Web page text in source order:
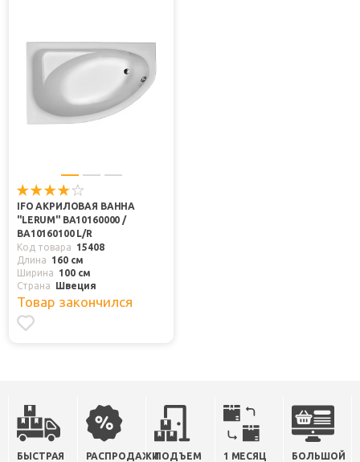
IFO АКРИЛОВАЯ ВАННА
"LERUM" BA10160000 /
BA10160100 L/R
Код товара
15408
Длина
160 см
Ширина
100 см
Страна
Швеция
Товар закончился
БЫСТРАЯ
РАСПРОДАЖИПОДЪЕМ
1 МЕСЯЦ
БОЛЬШОЙ